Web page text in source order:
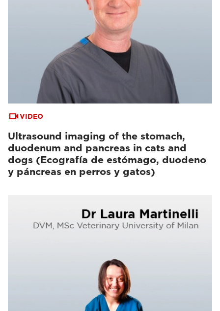
VIDEO
Ultrasound imaging of the stomach,
duodenum and pancreas in cats and
dogs (Ecografía de estómago, duodeno
y páncreas en perros y gatos)